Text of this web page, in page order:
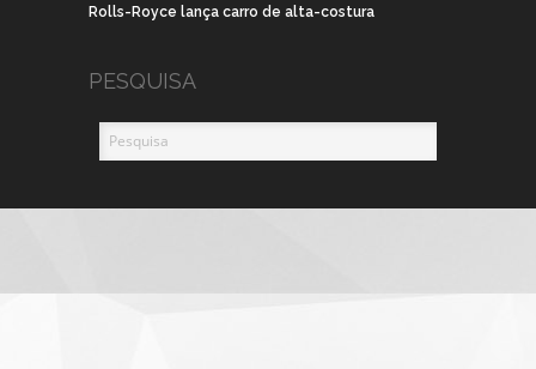
Rolls-Royce lança carro de alta-costura
PESQUISA